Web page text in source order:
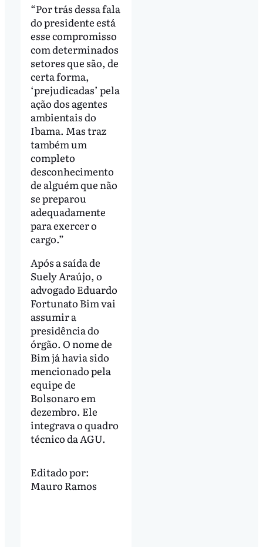
“Por trás dessa fala
do presidente está
esse compromisso
com determinados
setores que são, de
certa forma,
‘prejudicadas’ pela
ação dos agentes
ambientais do
Ibama. Mas traz
também um
completo
desconhecimento
de alguém que não
se preparou
adequadamente
para exercer o
cargo.”
Após a saída de
Suely Araújo, o
advogado Eduardo
Fortunato Bim vai
assumir a
presidência do
órgão. O nome de
Bim já havia sido
mencionado pela
equipe de
Bolsonaro em
dezembro. Ele
integrava o quadro
técnico da AGU.
Editado por:
Mauro Ramos